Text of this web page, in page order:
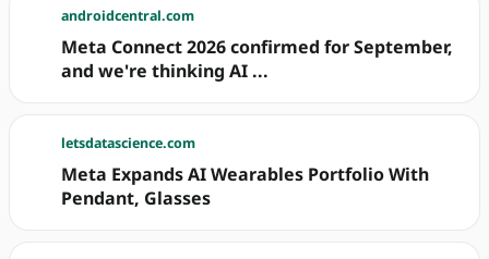
androidcentral.com
Meta Connect 2026 confirmed for September,
and we're thinking AI ...
letsdatascience.com
Meta Expands AI Wearables Portfolio With
Pendant, Glasses